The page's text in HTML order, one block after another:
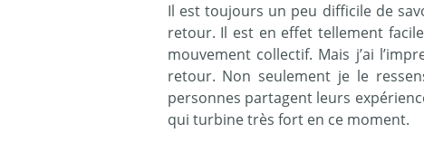
Il est toujours un peu difficile de
retour. Il est en effet tellement
mouvement collectif. Mais j’ai
retour. Non seulement je le
personnes partagent leurs
qui turbine très fort en ce moment.